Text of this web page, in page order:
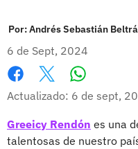
Por:Andrés Sebastián
6 de Sept, 2024
Facebook
X
Actualizado: 6 de sept,
Greeicy Rendón es una
talentosas de nuestro